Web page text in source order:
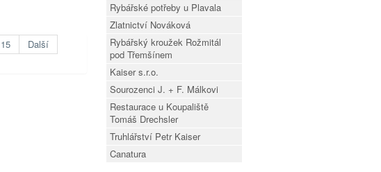
15
Další
Rybářské potřeby u Plavala
Zlatnictví Nováková
Rybářský kroužek Rožmitál
pod Třemšínem
Kaiser s.r.o.
Sourozenci J. + F. Málkovi
Restaurace u Koupaliště
Tomáš Drechsler
Truhlářství Petr Kaiser
Canatura